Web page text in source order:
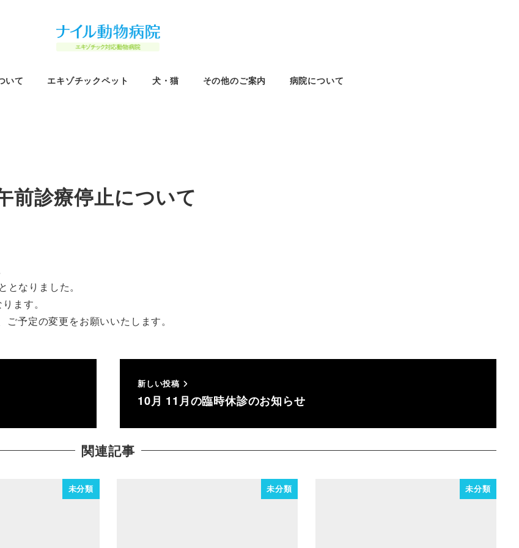
いて エキゾチックペット 犬・猫 その他のご案内 病院について
前診療停止について
なりました。
ます。
予定の変更をお願いいたします。
新しい投稿
10月 11月の臨時休診のお知らせ
関連記事
未分類 未分類 未分類